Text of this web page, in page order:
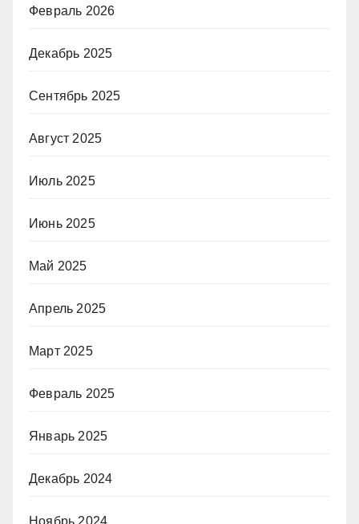
Февраль 2026
Декабрь 2025
Сентябрь 2025
Август 2025
Июль 2025
Июнь 2025
Май 2025
Апрель 2025
Март 2025
Февраль 2025
Январь 2025
Декабрь 2024
Ноябрь 2024